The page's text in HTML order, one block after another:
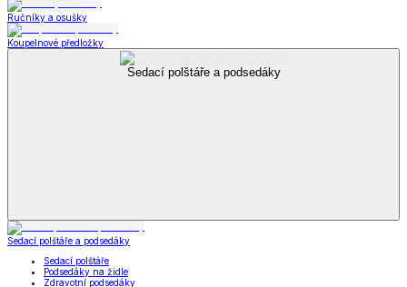
Ručníky a osušky
Koupelnové předložky
Sedací polštáře a podsedáky
Sedací polštáře a podsedáky
Sedací polštáře
Podsedáky na židle
Zdravotní podsedáky